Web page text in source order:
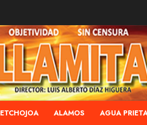
ETCHOJOA ALAMOS AGUA